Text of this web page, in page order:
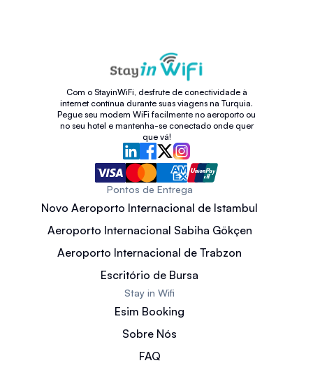
Com o StayinWiFi, desfrute de conectividade à
internet contínua durante suas viagens na Turquia.
Pegue seu modem WiFi facilmente no aeroporto ou
no seu hotel e mantenha-se conectado onde quer
que vá!
Pontos de Entrega
Novo Aeroporto Internacional de Istambul
Aeroporto Internacional Sabiha Gökçen
Aeroporto Internacional de Trabzon
Escritório de Bursa
Stay in Wifi
Esim Booking
Sobre Nós
FAQ